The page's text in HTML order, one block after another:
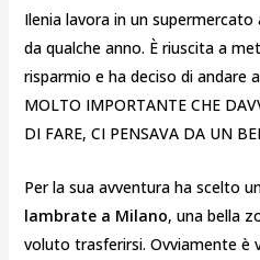
Ilenia lavora in un supermercato
da qualche anno. È riuscita a
risparmio e ha deciso di andare
MOLTO IMPORTANTE CHE
DI FARE, CI PENSAVA DA UN
Per la sua avventura ha scelto
lambrate a Milano, una bella
voluto trasferirsi. Ovviamente è